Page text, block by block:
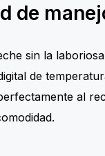
de
sin la
de
al